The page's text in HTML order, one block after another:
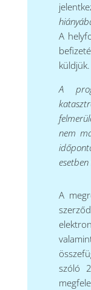
A
küldjük.
A
nem
esetben
A
szóló